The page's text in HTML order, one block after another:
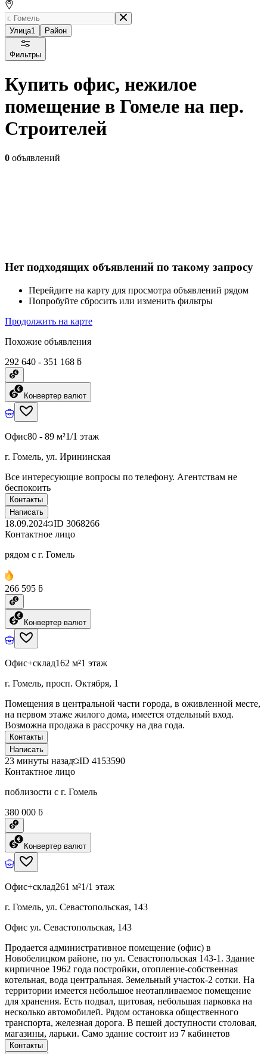
Улица1 Район
Фильтры
Купить офис, нежилое
помещение в Гомеле на пер.
Строителей
0 объявлений
Нет подходящих объявлений по такому запросу
Перейдите на карту для просмотра объявлений рядом
Попробуйте сбросить или изменить фильтры
Продолжить на карте
Похожие объявления
292 640 - 351 168 ƃ
Конвертер валют
Офис80 - 89 м²1/1 этаж
г. Гомель, ул. Ирининская
Все интересующие вопросы по телефону. Агентствам не
беспокоить
Контакты
Написать
18.09.2024 ID 3068266
Контактное лицо
рядом с г. Гомель
266 595 ƃ
Конвертер валют
Офис+склад162 м²1 этаж
г. Гомель, просп. Октября, 1
Помещения в центральной части города, в оживленной месте,
на первом этаже жилого дома, имеется отдельный вход.
Возможна продажа в рассрочку на два года.
Контакты
Написать
23 минуты назад ID 4153590
Контактное лицо
поблизости с г. Гомель
380 000 ƃ
Конвертер валют
Офис+склад261 м²1/1 этаж
г. Гомель, ул. Севастопольская, 143
Офис ул. Севастопольская, 143
Продается административное помещение (офис) в
Новобелицком районе, по ул. Севастопольская 143-1. Здание
кирпичное 1962 года постройки, отопление-собственная
котельная, вода центральная. Земельный участок-2 сотки. На
территории имеется небольшое неотапливаемое помещение
для хранения. Есть подвал, щитовая, небольшая парковка на
несколько автомобилей. Рядом остановка общественного
транспорта, железная дорога. В пешей доступности столовая,
магазины, ларьки. Само здание состоит из 7 кабинетов
Контакты